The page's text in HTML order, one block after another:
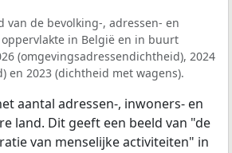
van de bevolking-, adressen- en
in België en in buurt
(omgevingsadressendichtheid), 2024
en 2023 (dichtheid met wagens).
aantal adressen-, inwoners- en
land. Dit geeft een beeld van "de
van menselijke activiteiten" in